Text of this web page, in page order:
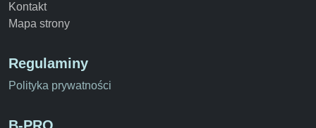
Kontakt
Mapa strony
Regulaminy
Polityka prywatności